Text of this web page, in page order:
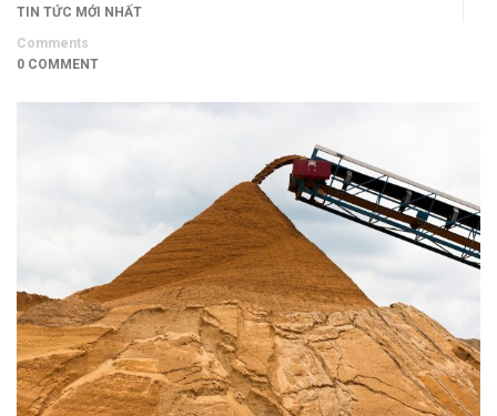
TIN TỨC MỚI NHẤT
Comments
0 COMMENT